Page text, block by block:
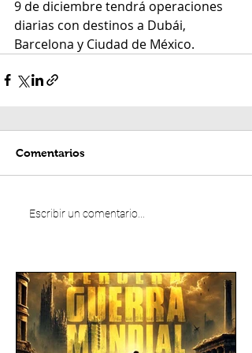
9 de diciembre tendrá operaciones
diarias con destinos a Dubái,
Barcelona y Ciudad de México.
Comentarios
Escribir un comentario...